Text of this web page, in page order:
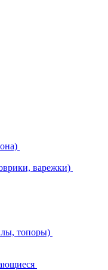
варежки)
топоры)